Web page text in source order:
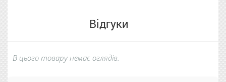
Відгуки
В цього товару немає оглядів.